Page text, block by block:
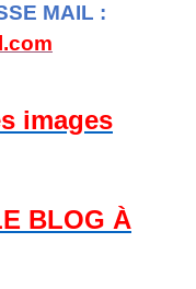
MAIL :
images
BLOG À